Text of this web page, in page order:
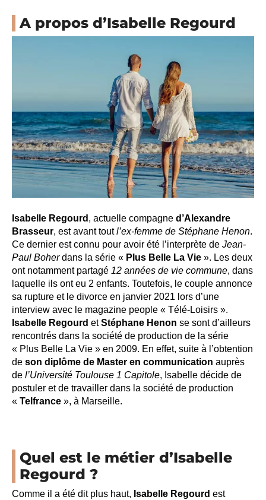
A propos d’Isabelle Regourd
Isabelle Regourd , actuelle compagne d’Alexandre
Brasseur, est avant toutl’ex-femme de Stéphane Henon.
Ce dernier est connu pour avoir été l’interprète de Jean-
Paul Boherdans la série « Plus Belle La Vie ». Les deux
ont notamment partagé 12 années de vie commune, dans
laquelle ils ont eu 2 enfants. Toutefois, le couple annonce
sa rupture et le divorce en janvier 2021 lors d’une
interview avec le magazine people « Télé-Loisirs ».
Isabelle Regourd etStéphane Henon se sont d’ailleurs
rencontrés dans la société de production de la série
« Plus Belle La Vie » en 2009. En effet, suite à l’obtention
de son diplôme de Master en communication auprès
de l’Université Toulouse 1 Capitole, Isabelle décide de
postuler et de travailler dans la société de production
« Telfrance », à Marseille.
Quel est le métier d’Isabelle
Regourd ?
Comme il a été dit plus haut, Isabelle Regourd est